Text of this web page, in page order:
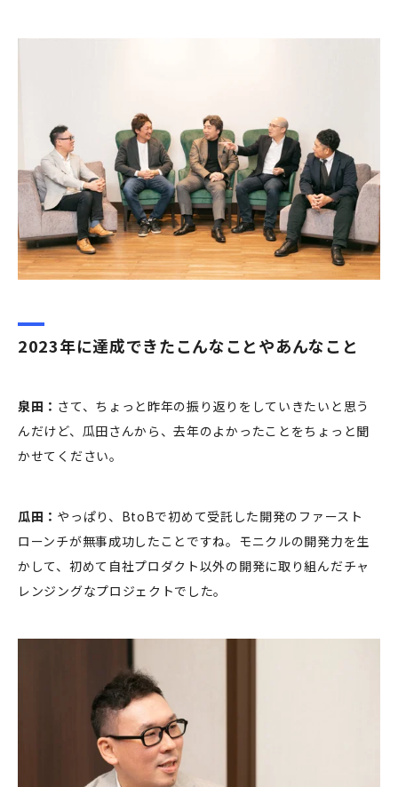
2023年に達成できたこんなことやあんなこと
泉田： さて、ちょっと昨年の振り返りをしていきたいと思う
んだけど、瓜田さんから、去年のよかったことをちょっと聞
かせてください。
瓜田： やっぱり、BtoBで初めて受託した開発のファースト
ローンチが無事成功したことですね。モニクルの開発力を生
かして、初めて自社プロダクト以外の開発に取り組んだチャ
レンジングなプロジェクトでした。